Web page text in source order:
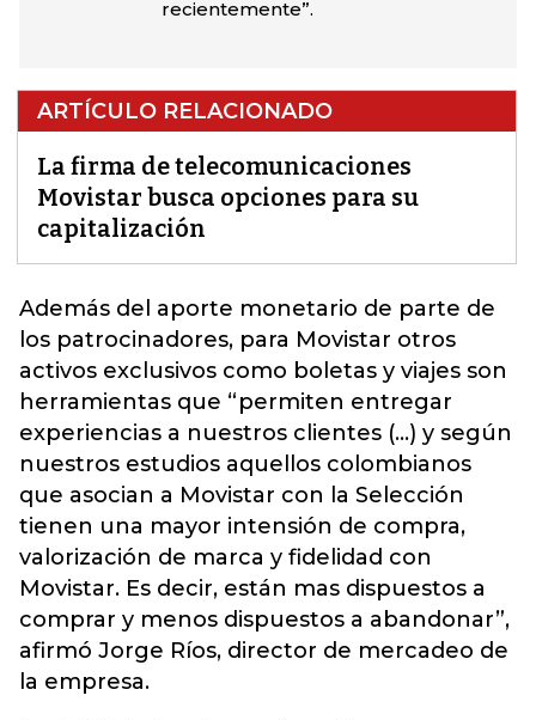
recientemente”.
ARTÍCULO RELACIONADO
La firma de telecomunicaciones
Movistar busca opciones para su
capitalización
Además del aporte monetario de parte de
los patrocinadores, para Movistar otros
activos exclusivos como boletas y viajes son
herramientas que “permiten entregar
experiencias a nuestros clientes (...) y según
nuestros estudios aquellos colombianos
que asocian a Movistar con la Selección
tienen una mayor intensión de compra,
valorización de marca y fidelidad con
Movistar. Es decir, están mas dispuestos a
comprar y menos dispuestos a abandonar”,
afirmó Jorge Ríos, director de mercadeo de
la empresa.